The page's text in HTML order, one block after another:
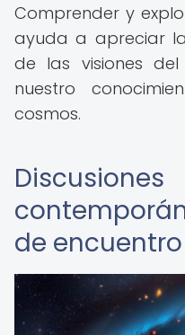
Comprender y
ayuda a apreciar
de las visiones
nuestro
cosmos.
Discusiones
de encuentro